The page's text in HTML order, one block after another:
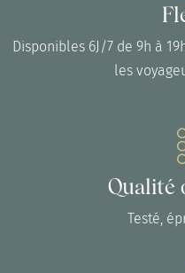
Disponibles 6J/7 de 9h à
les
Qualité
Testé,